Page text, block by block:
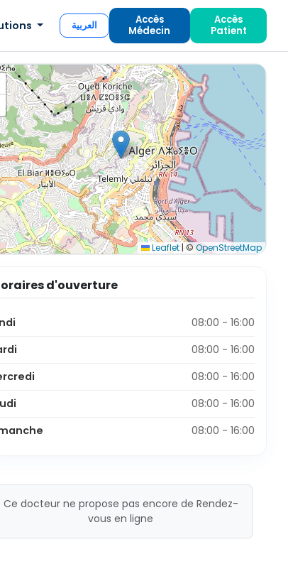
العربية
Accès
Médecin
Accès
Patient
Leaflet | ©OpenStreetMap
d'ouverture
08:00 - 16:00
08:00 - 16:00
08:00 - 16:00
08:00 - 16:00
08:00 - 16:00
Ce docteur ne propose pas encore de Rendez-
vous en ligne